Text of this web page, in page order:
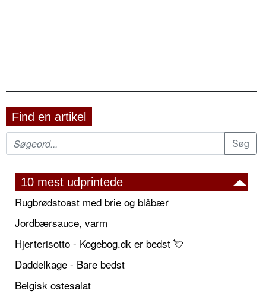
Find en artikel
10 mest udprintede
Rugbrødstoast med brie og blåbær
Jordbærsauce, varm
Hjerterisotto - Kogebog.dk er bedst 💘
Daddelkage - Bare bedst
Belgisk ostesalat